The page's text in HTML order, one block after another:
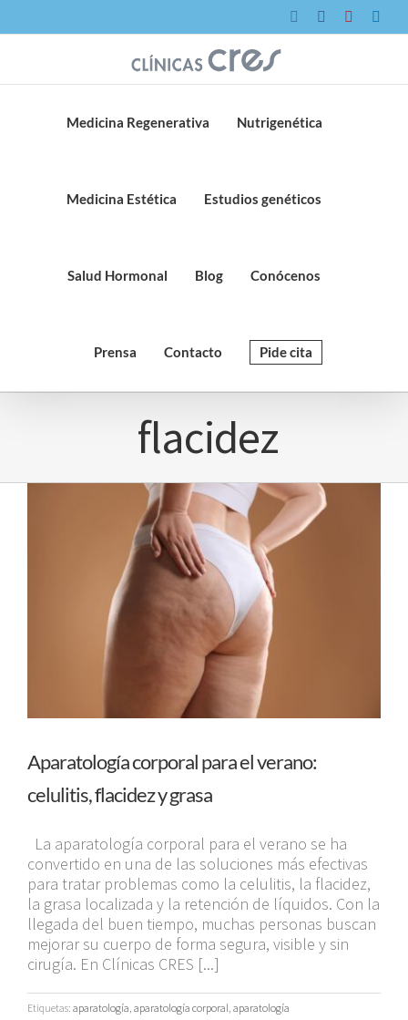
al
InstagramFacebookYouTube
Medicina Regenerativa Nutrigenética
Medicina Estética Estudios genéticos
Salud Hormonal Blog Conócenos
Prensa Contacto Pide cita
flacidez
Aparatología corporal para el verano:
celulitis, flacidez y grasa
La aparatología corporal para el verano se ha
convertido en una de las soluciones más efectivas
para tratar problemas como la celulitis, la flacidez,
la grasa localizada y la retención de líquidos. Con la
llegada del buen tiempo, muchas personas buscan
mejorar su cuerpo de forma segura, visible y sin
cirugía. En Clínicas CRES [...]
Etiquetas: aparatología, aparatología corporal, aparatología